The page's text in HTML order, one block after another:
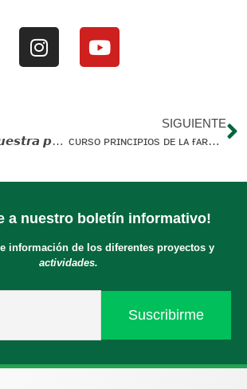
𝙏𝙪 𝙨𝙖𝙡𝙪𝙙 𝙚𝙨 𝙣𝙪𝙚𝙨𝙩𝙧𝙖 𝙥𝙧𝙞𝙤𝙧𝙞𝙙𝙖𝙙.
SIGUIENTE
ᴄᴜʀsᴏ ᴘʀɪɴᴄɪᴘɪᴏs ᴅᴇ ʟᴀ ғᴀʀᴍᴀᴄᴏʟᴏɢɪ́ᴀ
a nuestro boletín informativo!
información de los diferentes proyectos y
actividades.